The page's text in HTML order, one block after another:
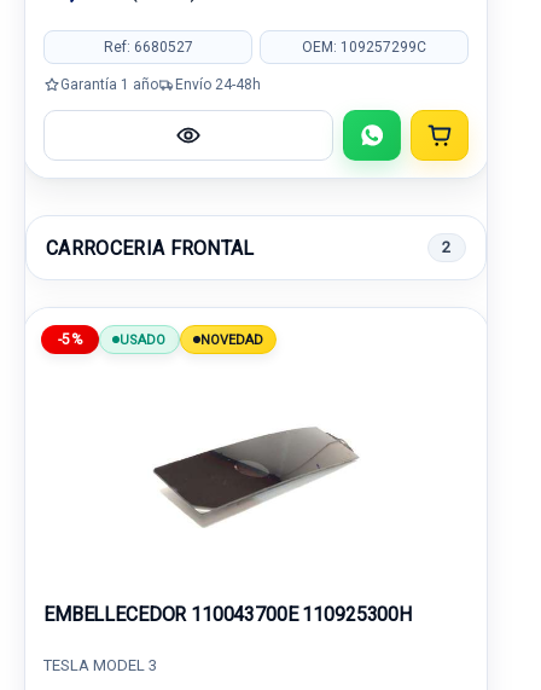
Ref: 6680527 OEM: 109257299C
Garantía 1 año Envío 24-48h
CARROCERIA FRONTAL 2
-5% USADO NOVEDAD
EMBELLECEDOR 110043700E 110925300H
TESLA MODEL 3